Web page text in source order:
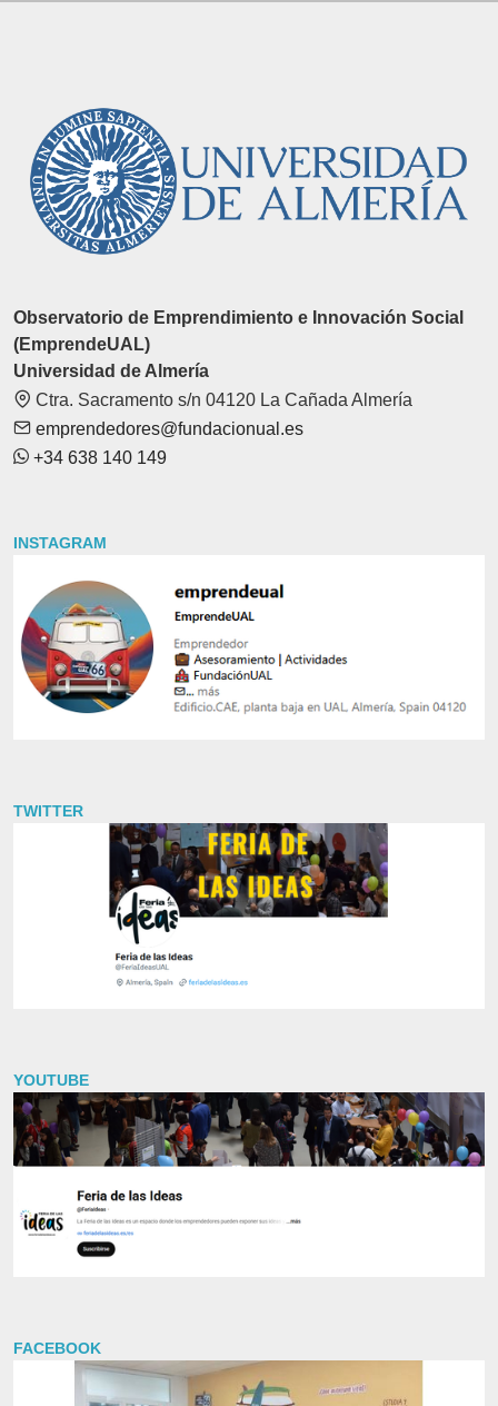
Observatorio de Emprendimiento e Innovación Social
(EmprendeUAL)
Universidad de Almería
Ctra. Sacramento s/n 04120 La Cañada Almería
emprendedores@fundacionual.es
+34 638 140 149
INSTAGRAM
TWITTER
YOUTUBE
FACEBOOK